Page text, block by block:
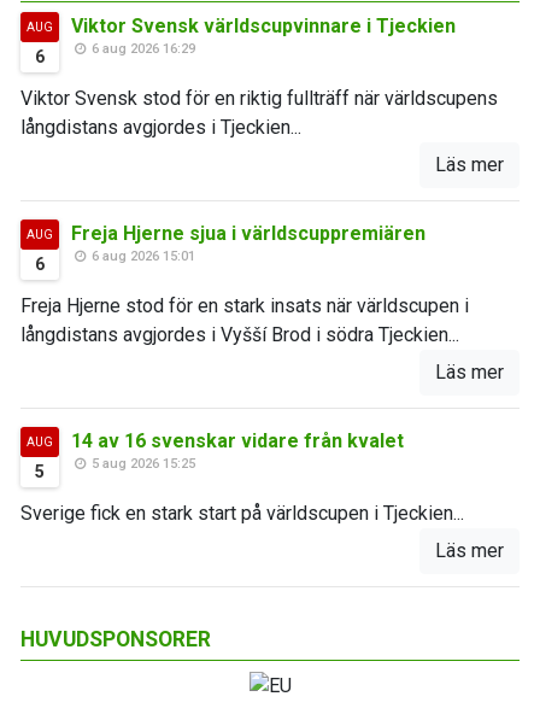
AUG
6
Viktor Svensk världscupvinnare i Tjeckien
6 aug 2026 16:29
Viktor Svensk stod för en riktig fullträff när världscupens
långdistans avgjordes i Tjeckien...
Läs mer
AUG
6
Freja Hjerne sjua i världscuppremiären
6 aug 2026 15:01
Freja Hjerne stod för en stark insats när världscupen i
långdistans avgjordes i Vyšší Brod i södra Tjeckien...
Läs mer
AUG
5
14 av 16 svenskar vidare från kvalet
5 aug 2026 15:25
Sverige fick en stark start på världscupen i Tjeckien...
Läs mer
HUVUDSPONSORER